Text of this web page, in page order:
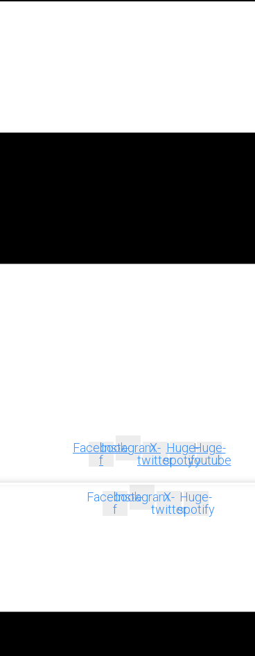
Facebook-
f
InstagramX-
twitter
Huge-
spotify
Huge-
youtube
Facebook-
f
InstagramX-
twitter
Huge-
spotify